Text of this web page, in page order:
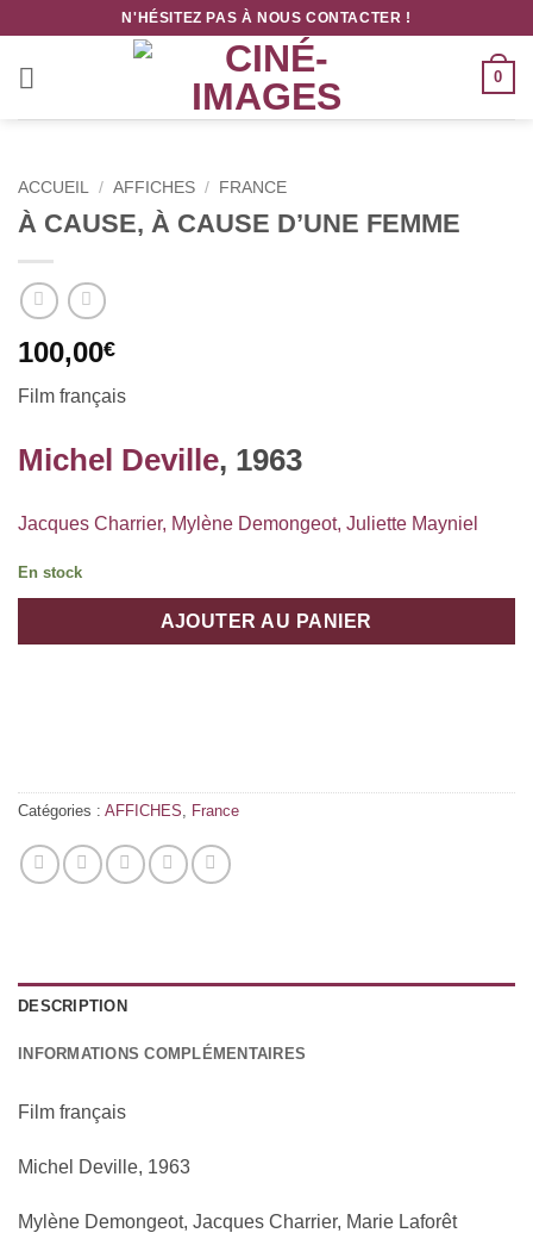
contenu
N'HÉSITEZ PAS À NOUS CONTACTER !
0
ACCUEIL / AFFICHES / FRANCE
À CAUSE, À CAUSE D’UNE FEMME
100,00€
Film français
Michel Deville, 1963
Jacques Charrier, Mylène Demongeot, Juliette Mayniel
En stock
AJOUTER AU PANIER
Catégories : AFFICHES, France
DESCRIPTION
INFORMATIONS COMPLÉMENTAIRES
Film français
Michel Deville, 1963
Mylène Demongeot, Jacques Charrier, Marie Laforêt